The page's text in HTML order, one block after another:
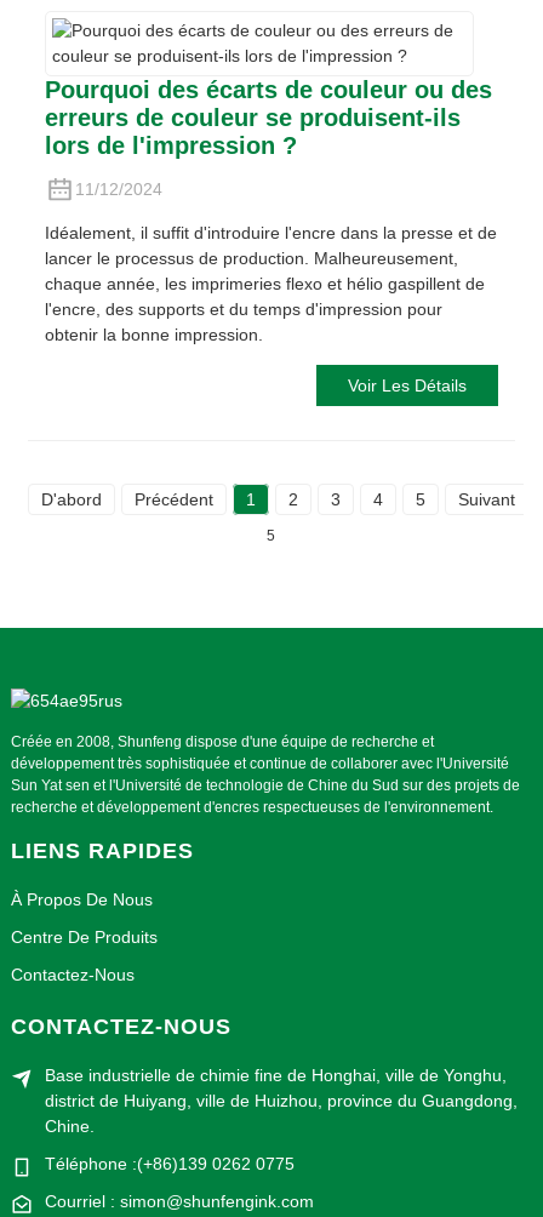
Pourquoi des écarts de couleur ou des
erreurs de couleur se produisent-ils
lors de l'impression ?
11/12/2024
Idéalement, il suffit d'introduire l'encre dans la presse et de
lancer le processus de production. Malheureusement,
chaque année, les imprimeries flexo et hélio gaspillent de
l'encre, des supports et du temps d'impression pour
obtenir la bonne impression.
Voir Les Détails
D'abord Précédent 1 2 3 4 5 Suivant
5
Créée en 2008, Shunfeng dispose d'une équipe de recherche et
développement très sophistiquée et continue de collaborer avec l'Université
Sun Yat sen et l'Université de technologie de Chine du Sud sur des projets de
recherche et développement d'encres respectueuses de l'environnement.
LIENS RAPIDES
À Propos De Nous
Centre De Produits
Contactez-Nous
CONTACTEZ-NOUS
Base industrielle de chimie fine de Honghai, ville de Yonghu,
district de Huiyang, ville de Huizhou, province du Guangdong,
Chine.
Téléphone :(+86)139 0262 0775
Courriel : simon@shunfengink.com